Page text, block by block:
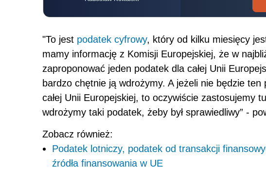
"To jest podatek cyfrowy, który od kilku miesięcy
mamy informację z Komisji Europejskiej, że w
zaproponować jeden podatek dla całej Unii
bardzo chętnie ją wdrożymy. A jeżeli nie będzie ten
całej Unii Europejskiej, to oczywiście zastosujemy
wdrożymy taki podatek, żeby był sprawiedliwy” -
Zobacz również:
Podatek lotniczy, podatek od transakcji
źródła finansowania w UE